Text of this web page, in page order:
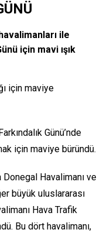
ile
için mavi ışık
için maviye
Günü’nde
için maviye büründü.
Havalimanı ve
büyük uluslararası
Hava Trafik
Bu dört havalimanı,